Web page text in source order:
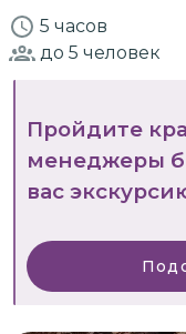
5 часов
до 5 человек
Пройдите
менеджеры
вас